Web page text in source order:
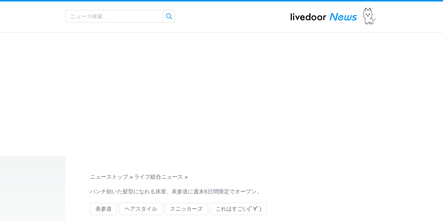
ニューストップ > ライフ総合ニュース >
パンチ効いた髪型になれる床屋、表参道に週末6日間限定でオープン。
表参道 ヘアスタイル スニッカーズ これはすごい(ﾟ∀ﾟ)